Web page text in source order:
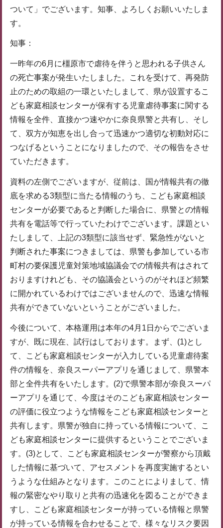
ついて」でございます。知事、よろしくお願いいたしま
す。
知事：
一昨年の6月に橿原市で虐待を伴うと思われる子供さん
の死亡事案が発生いたしました。これを受けて、再発防
止のための取組の一環といたしまして、県が設置するこ
ども家庭相談センターが保有する児童虐待事案に関する
情報を全件、直接かつ速やかに奈良県警と共有し、そし
て、双方が知恵を出し合って迅速かつ適切な初動対応に
つなげるということになりましたので、その報告をさせ
ていただきます。
資料の左側でございますが、従前は、国が情報共有の徹
底を求める3類型に当たる情報のうち、こども家庭相談
センターが必要であると判断した場合に、県警との情報
共有を電話等で行っていたわけでございます。課題とい
たしまして、上記の3類型に該当せず、緊急性がないと
判断された事案につきましては、県警も参加している市
町村の要保護児童対策地域協議会での情報共有はされて
おりますけれども、その協議会というのがそれほど頻繁
に開かれているわけではございませんので、迅速な情報
共有ができていないということがございました。
今後について、本格運用は本年の4月1日からでございま
すが、既に現在、試行はしております。まず、(1)とし
て、こども家庭相談センターが入力している児童虐待案
件の情報を、奈良スーパーアプリを通じまして、県警本
部と全件共有をいたします。(2)で県警本部が奈良スーパ
ーアプリを通じて、今度はそのこども家庭相談センター
の評価に役立つような情報をこども家庭相談センターと
共有します。県警が独自に持っている情報について、こ
ども家庭相談センターに提供するということでございま
す。(3)として、こども家庭相談センターが警察から頂戴
した情報に基づいて、アセスメントを再度実施するとい
うような仕組みとなります。このことによりまして、情
報の緊密なやり取りと共有の迅速化を図ることができま
すし、こども家庭相談センターが持っている情報と県警
が持っている情報を合わせることで、様々なリスク要因